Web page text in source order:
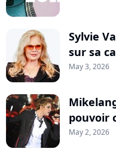
Sylvie
sur sa
May 3, 2026
pouvoir
May 2, 2026